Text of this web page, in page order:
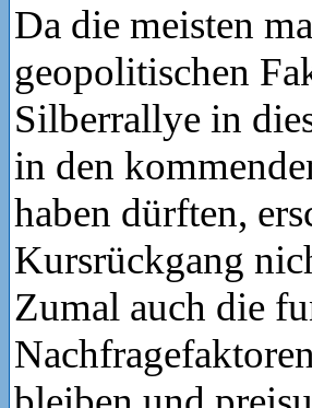
Da die meisten
geopolitischen
Silberrallye in
in den
haben dürften,
Kursrückgang
Zumal auch die